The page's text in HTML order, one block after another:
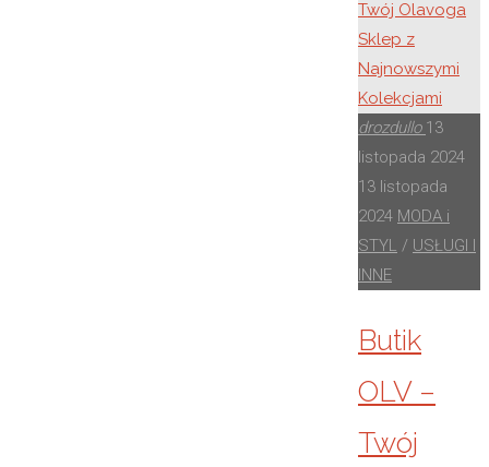
drozdullo 13
listopada 2024
13 listopada
2024 MODA i
STYL / USŁUGI I
INNE
Butik
OLV –
Twój